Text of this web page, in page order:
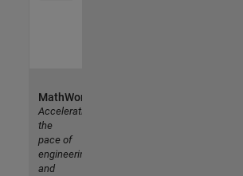
MathWorks
Accelerating
the
pace of
engineering
and